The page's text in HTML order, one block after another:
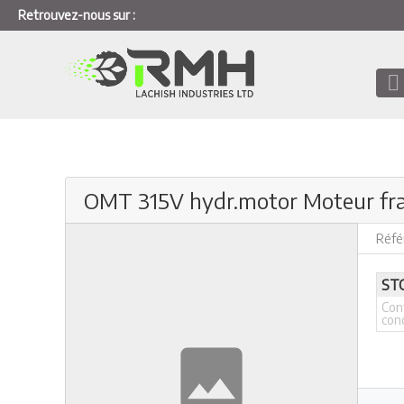
Retrouvez-nous sur :
OMT 315V hydr.motor Moteur